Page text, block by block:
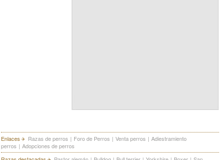
Enlaces Razas de perros | Foro de Perros | Venta perros | Adiestramiento
perros | Adopciones de perros